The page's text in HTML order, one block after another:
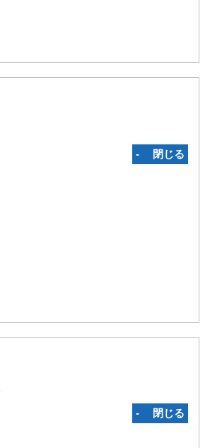
‐ 閉じる
‐ 閉じる